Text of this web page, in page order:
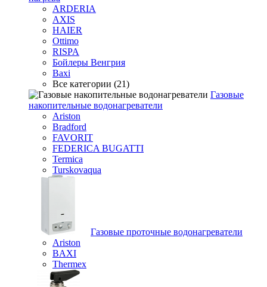
ARDERIA
AXIS
HAIER
Ottimo
RISPA
Бойлеры Венгрия
Baxi
Все категории (21)
Газовые
накопительные водонагреватели
Ariston
Bradford
FAVORIT
FEDERICA BUGATTI
Termica
Turskovaqua
Газовые проточные водонагреватели
Ariston
BAXI
Thermex